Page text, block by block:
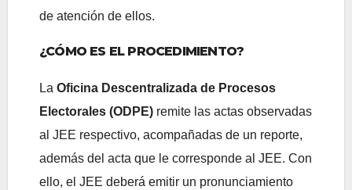
de atención de ellos.
¿CÓMO ES EL PROCEDIMIENTO?
La Oficina Descentralizada de Procesos
Electorales (ODPE) remite las actas observadas
al JEE respectivo, acompañadas de un reporte,
además del acta que le corresponde al JEE. Con
ello, el JEE deberá emitir un pronunciamiento